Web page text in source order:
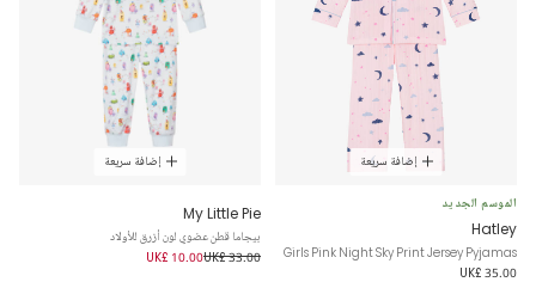
إضافة سريعة
الموسم الجديد
Hatley
Girls Pink Night Sky Print Jersey Pyjamas
UK£ 35.00
إضافة سريعة
My Little Pie
بيجاما قطن عضوي لون أزرق للأولاد
UK£ 33.00
UK£ 10.00